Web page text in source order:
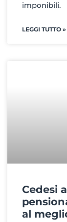
imponibili.
LEGGI TUTTO »
Cedesi
al